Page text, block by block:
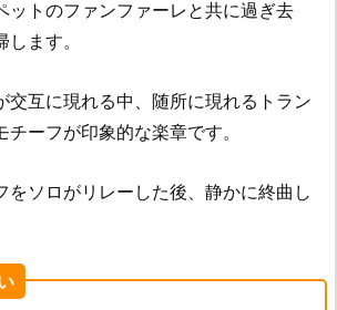
ットのファンファーレと共に過ぎ去
ます。
交互に現れる中、随所に現れるトラン
ーフが印象的な楽章です。
をソロがリレーした後、静かに終曲し